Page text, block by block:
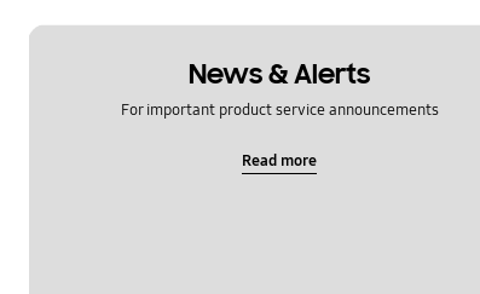
News & Alerts
For important product service announcements
Read more